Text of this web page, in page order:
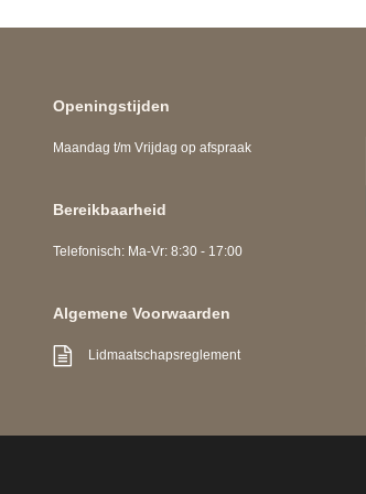
Openingstijden
Maandag t/m Vrijdag op afspraak
Bereikbaarheid
Telefonisch: Ma-Vr: 8:30 - 17:00
Algemene Voorwaarden
Lidmaatschapsreglement